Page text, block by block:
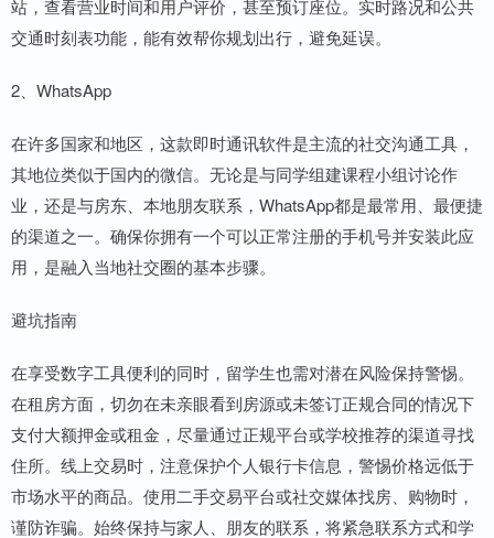
站，查看营业时间和用户评价，甚至预订座位。实时路况和公共
交通时刻表功能，能有效帮你规划出行，避免延误。
2、WhatsApp
在许多国家和地区，这款即时通讯软件是主流的社交沟通工具，
其地位类似于国内的微信。无论是与同学组建课程小组讨论作
业，还是与房东、本地朋友联系，WhatsApp都是最常用、最便捷
的渠道之一。确保你拥有一个可以正常注册的手机号并安装此应
用，是融入当地社交圈的基本步骤。
避坑指南
在享受数字工具便利的同时，留学生也需对潜在风险保持警惕。
在租房方面，切勿在未亲眼看到房源或未签订正规合同的情况下
支付大额押金或租金，尽量通过正规平台或学校推荐的渠道寻找
住所。线上交易时，注意保护个人银行卡信息，警惕价格远低于
市场水平的商品。使用二手交易平台或社交媒体找房、购物时，
谨防诈骗。始终保持与家人、朋友的联系，将紧急联系方式和学